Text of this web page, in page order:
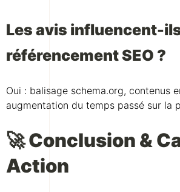
Les avis influencent-
référencement SEO ?
Oui : balisage schema.org, contenus
augmentation du temps passé sur la
🚀 Conclusion &
Action